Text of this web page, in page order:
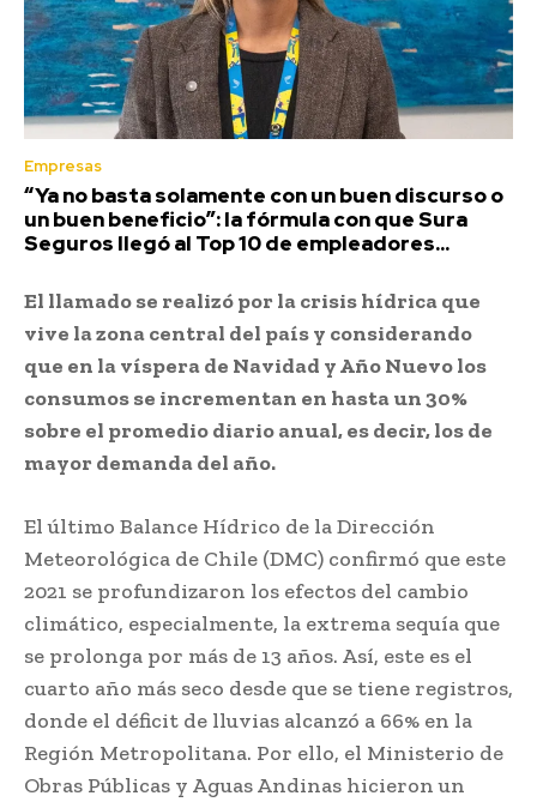
Empresas
“Ya no basta solamente con un buen discurso o
un buen beneficio”: la fórmula con que Sura
Seguros llegó al Top 10 de empleadores...
El llamado se realizó por la crisis hídrica que
vive la zona central del país y considerando
que en la víspera de Navidad y Año Nuevo los
consumos se incrementan en hasta un 30%
sobre el promedio diario anual, es decir, los de
mayor demanda del año.
El último Balance Hídrico de la Dirección
Meteorológica de Chile (DMC) confirmó que este
2021 se profundizaron los efectos del cambio
climático, especialmente, la extrema sequía que
se prolonga por más de 13 años. Así, este es el
cuarto año más seco desde que se tiene registros,
donde el déficit de lluvias alcanzó a 66% en la
Región Metropolitana. Por ello, el Ministerio de
Obras Públicas y Aguas Andinas hicieron un